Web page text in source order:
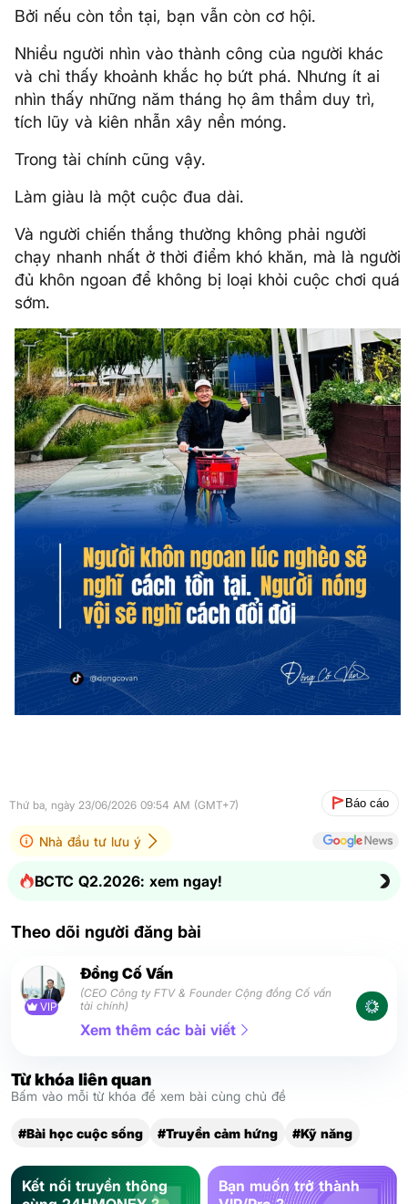
Bởi nếu còn tồn tại, bạn vẫn còn cơ hội.
Nhiều người nhìn vào thành công của người khác
và chỉ thấy khoảnh khắc họ bứt phá. Nhưng ít ai
nhìn thấy những năm tháng họ âm thầm duy trì,
tích lũy và kiên nhẫn xây nền móng.
Trong tài chính cũng vậy.
Làm giàu là một cuộc đua dài.
Và người chiến thắng thường không phải người
chạy nhanh nhất ở thời điểm khó khăn, mà là người
đủ khôn ngoan để không bị loại khỏi cuộc chơi quá
sớm.
Thứ ba, ngày 23/06/2026 09:54 AM (GMT+7) Báo cáo
Nhà đầu tư lưu ý
BCTC Q2.2026: xem ngay!
Theo dõi người đăng bài
VIP
Đồng Cố Vấn
(CEO Công ty FTV & Founder Cộng đồng Cố vấn
tài chính)
Xem thêm các bài viết
Từ khóa liên quan
Bấm vào mỗi từ khóa để xem bài cùng chủ đề
#Bài học cuộc sống #Truyền cảm hứng #Kỹ năng
Kết nối truyền thông
Bạn muốn trở thành